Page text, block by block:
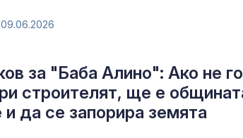
09.06.2026
за "Баба Алино": Ако не го
строителят, ще е
да се запорира земята